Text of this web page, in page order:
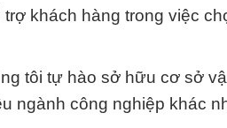
khách hàng trong việc
tôi tự hào sở hữu cơ sở
ngành công nghiệp khác